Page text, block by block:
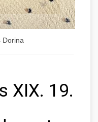
Dorina
XIX. 19.